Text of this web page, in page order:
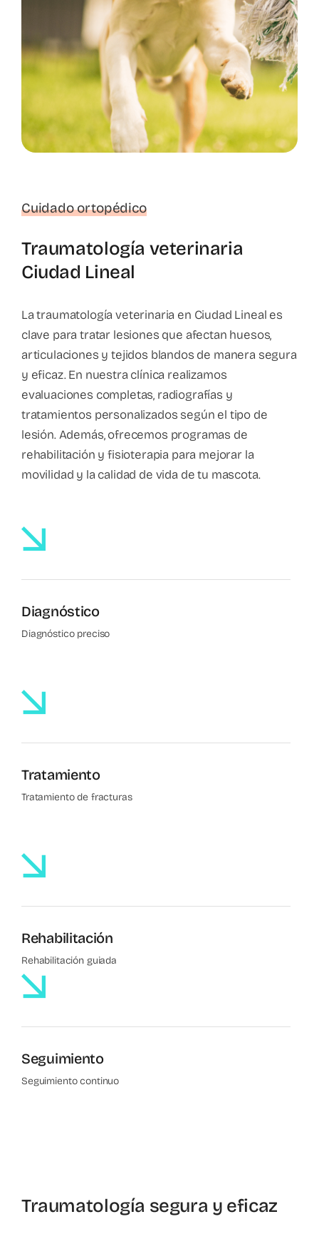
Cuidado ortopédico
Traumatología veterinaria
Ciudad Lineal
La traumatología veterinaria en Ciudad Lineal es
clave para tratar lesiones que afectan huesos,
articulaciones y tejidos blandos de manera segura
y eficaz. En nuestra clínica realizamos
evaluaciones completas, radiografías y
tratamientos personalizados según el tipo de
lesión. Además, ofrecemos programas de
rehabilitación y fisioterapia para mejorar la
movilidad y la calidad de vida de tu mascota.
Diagnóstico
Diagnóstico preciso
Tratamiento
Tratamiento de fracturas
Rehabilitación
Rehabilitación guiada
Seguimiento
Seguimiento continuo
Traumatología segura y eficaz